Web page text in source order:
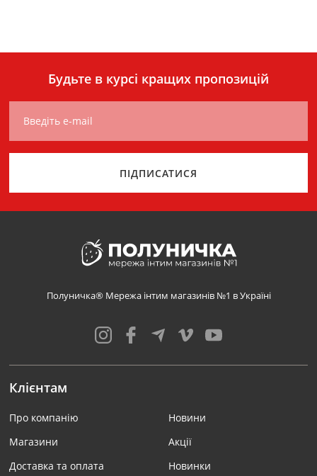
Будьте в курсі кращих пропозицій
Введіть e-mail
ПІДПИСАТИСЯ
Полуничка® Мережа інтим магазинів №1 в Україні
Клієнтам
Про компанію
Магазини
Доставка та оплата
Новини
Акції
Новинки